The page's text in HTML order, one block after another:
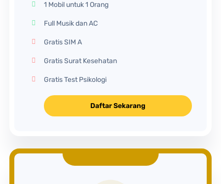
1 Mobil untuk 1 Orang
Full Musik dan AC
Gratis SIM A
Gratis Surat Kesehatan
Gratis Test Psikologi
Daftar Sekarang